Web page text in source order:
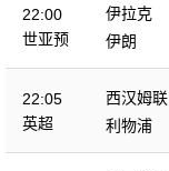
22:00
世亚预
伊拉克
伊朗
22:05
英超
西汉姆联
利物浦